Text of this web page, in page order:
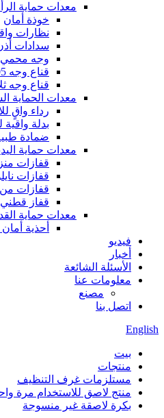
معدات حماية
خوذة أمان
نظارات
سدادات
وجه محمي
قناع وجه KN95
قناع وجه
معدات الحماية
رداء واقٍ
بدلة
ضمادة
معدات حماية
قفازات
قفازات
قفازات من
قفاز قطني
معدات حماية
أحذية
فيديو
أخبار
الأسئلة الشائعة
معلومات عنا
مصنع
اتصل بنا
English
بيت
منتجات
مستلزمات غرف التنظيف
منتج لاصق للاستخدام مرة
بكرة لاصقة غير منسوجة